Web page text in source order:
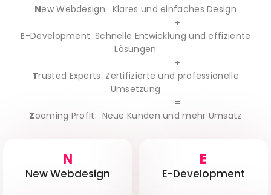
N
New Webdesign
E
E-Development
New Webdesign: Klares und einfaches Design
+
E-Development: Schnelle Entwicklung und effiziente
Lösungen
+
Trusted Experts: Zertifizierte und professionelle
Umsetzung
=
Zooming Profit: Neue Kunden und mehr Umsatz